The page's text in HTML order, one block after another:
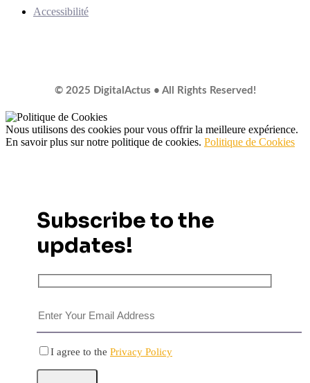
Accessibilité
© 2025 DigitalActus • All Rights Reserved!
Nous utilisons des cookies pour vous offrir la meilleure expérience.
En savoir plus sur notre politique de cookies. Politique de Cookies
Subscribe to the
updates!
I agree to the Privacy Policy